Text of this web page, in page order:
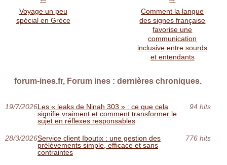
Voyage un peu
spécial en Grèce
Comment la langue
des signes française
favorise une
communication
inclusive entre sourds
et entendants
forum-ines.fr, Forum ines : dernières chroniques.
19/7/2026Les « leaks de Ninah 303 » : ce que cela
signifie vraiment et comment transformer le
sujet en réflexes responsables
94 hits
28/3/2026Service client Iboutix : une gestion des
prélèvements simple, efficace et sans
contraintes
776 hits